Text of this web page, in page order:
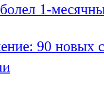
1-
90 новых